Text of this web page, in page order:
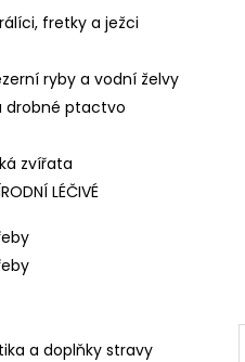
fretky a ježci
ryby a vodní želvy
drobné ptactvo
zvířata
LÉČIVÉ
a doplňky stravy
ADULT KUŘECÍ
BORŮVEK 800G